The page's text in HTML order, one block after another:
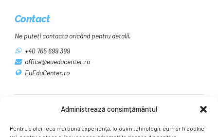
Administrează consimțământul
Pentru a oferi cea mai bună experiență, folosim tehnologii, cum ar fi cookie-
Contact
Ne puteți contacta oricând pentru detalii.
+40 765 699 399
office@eueducenter.ro
EuEduCenter.ro
Ne puteți găsi și pe rețelele sociale.